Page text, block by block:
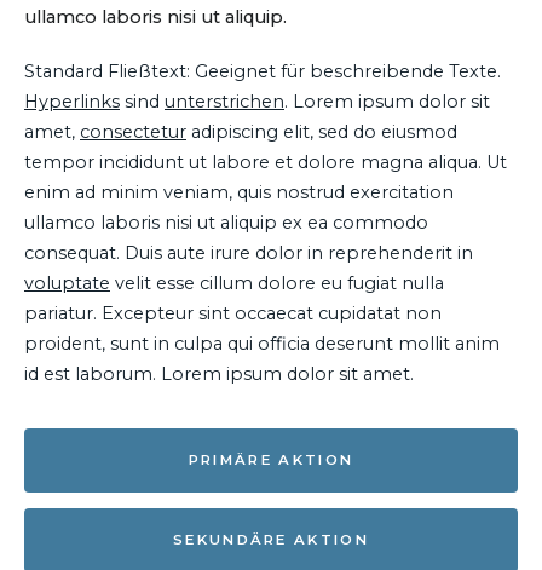
ullamco laboris nisi ut aliquip.
Standard Fließtext: Geeignet für beschreibende Texte.
Hyperlinks sind unterstrichen. Lorem ipsum dolor sit
amet, consectetur adipiscing elit, sed do eiusmod
tempor incididunt ut labore et dolore magna aliqua. Ut
enim ad minim veniam, quis nostrud exercitation
ullamco laboris nisi ut aliquip ex ea commodo
consequat. Duis aute irure dolor in reprehenderit in
voluptate velit esse cillum dolore eu fugiat nulla
pariatur. Excepteur sint occaecat cupidatat non
proident, sunt in culpa qui officia deserunt mollit anim
id est laborum. Lorem ipsum dolor sit amet.
PRIMÄRE AKTION
SEKUNDÄRE AKTION